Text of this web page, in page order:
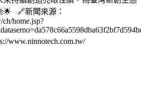
🔗新聞來源：
home.jsp?
www.ninnotech.com.tw/